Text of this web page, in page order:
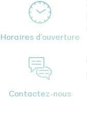
Horaires d'ouverture
Contactez-nous